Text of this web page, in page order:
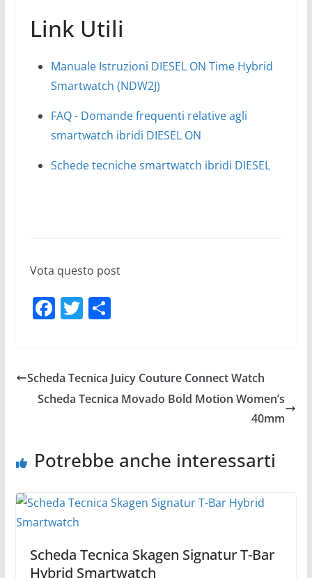
Link Utili
Manuale Istruzioni DIESEL ON Time Hybrid
Smartwatch (NDW2J)
FAQ - Domande frequenti relative agli
smartwatch ibridi DIESEL ON
Schede tecniche smartwatch ibridi DIESEL
Vota questo post
F
e
b
k
T
er
C
di
vi
Scheda Tecnica Juicy Couture Connect Watch
Scheda Tecnica Movado Bold Motion Women’s
40mm
Potrebbe anche interessarti
Scheda Tecnica Skagen Signatur T-Bar
Hybrid Smartwatch